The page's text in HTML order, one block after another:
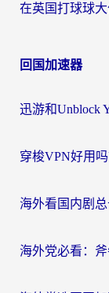
回国加速器